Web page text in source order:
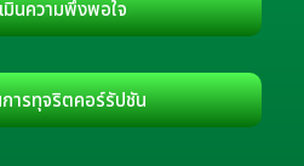
มินความพึงพอใจ
ารทุจริตคอร์รัปชัน